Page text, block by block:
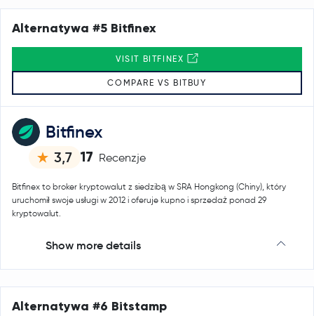
Bitfinex
3,7 17 Recenzje
Bitfinex to broker kryptowalut z siedzibą w SRA Hongkong (Chiny), który
uruchomił swoje usługi w 2012 i oferuje kupno i sprzedaż ponad 29
kryptowalut.
Show more details
Alternatywa #5 Bitfinex
VISIT BITFINEX
COMPARE VS BITBUY
Alternatywa #6 Bitstamp